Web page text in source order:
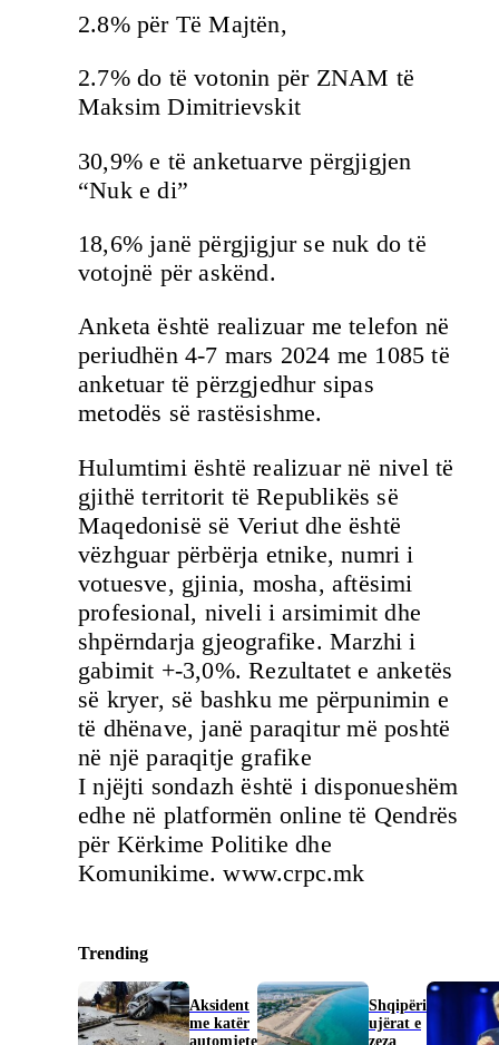
2.8% për Të Majtën,
2.7% do të votonin për ZNAM të
Maksim Dimitrievskit
30,9% e të anketuarve përgjigjen
“Nuk e di”
18,6% janë përgjigjur se nuk do të
votojnë për askënd.
Anketa është realizuar me telefon në
periudhën 4-7 mars 2024 me 1085 të
anketuar të përzgjedhur sipas
metodës së rastësishme.
Hulumtimi është realizuar në nivel të
gjithë territorit të Republikës së
Maqedonisë së Veriut dhe është
vëzhguar përbërja etnike, numri i
votuesve, gjinia, mosha, aftësimi
profesional, niveli i arsimimit dhe
shpërndarja gjeografike. Marzhi i
gabimit +-3,0%. Rezultatet e anketës
së kryer, së bashku me përpunimin e
të dhënave, janë paraqitur më poshtë
në një paraqitje grafike
I njëjti sondazh është i disponueshëm
edhe në platformën online të Qendrës
për Kërkime Politike dhe
Komunikime. www.crpc.mk
Trending
Aksident
me katër
automjete
Shqipëri
ujërat e
zeza